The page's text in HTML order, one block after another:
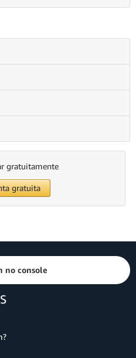
gratuitamente
gratuita
no console